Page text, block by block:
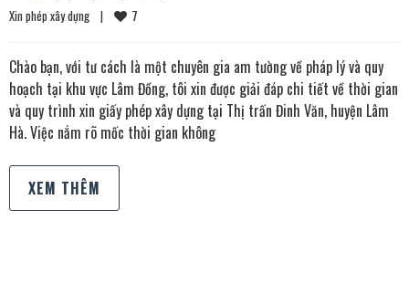
Xin phép xây dựng | 7
Chào bạn, với tư cách là một chuyên gia am tường về pháp lý và quy
hoạch tại khu vực Lâm Đồng, tôi xin được giải đáp chi tiết về thời gian
và quy trình xin giấy phép xây dựng tại Thị trấn Đinh Văn, huyện Lâm
Hà. Việc nắm rõ mốc thời gian không
XEM THÊM